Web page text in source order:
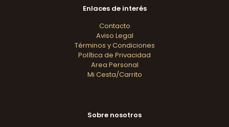
Enlaces de interés
Contacto
Aviso Legal
Términos y Condiciones
Política de Privacidad
Area Personal
Mi Cesta/Carrito
Sobre nosotros